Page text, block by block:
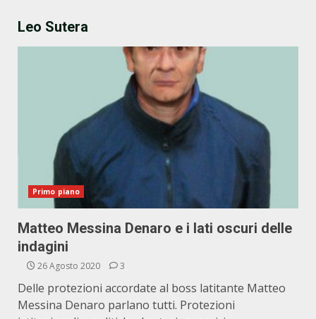
Leo Sutera
Primo piano
Matteo Messina Denaro e i lati oscuri delle
indagini
26 Agosto 2020 3
Delle protezioni accordate al boss latitante Matteo
Messina Denaro parlano tutti. Protezioni